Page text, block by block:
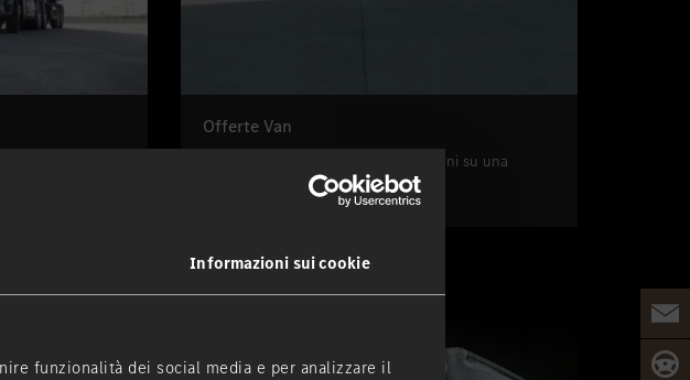
Informazioni sui cookie
funzionalità dei social media e per analizzare il
Offerte Van
Scopri le nostre incredibili promozioni su una
selezione di veicoli Mercedes-Benz